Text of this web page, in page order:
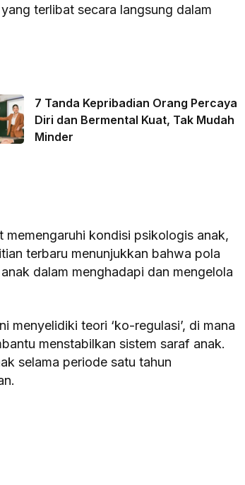
terlibat secara langsung dalam
7 Tanda Kepribadian Orang Percaya
Diri dan Bermental Kuat, Tak Mudah
Minder
kondisi psikologis anak,
terbaru menunjukkan bahwa pola
dalam menghadapi dan mengelola
menyelidiki teori ‘ko-regulasi’, di mana
menstabilkan sistem saraf anak.
selama periode satu tahun